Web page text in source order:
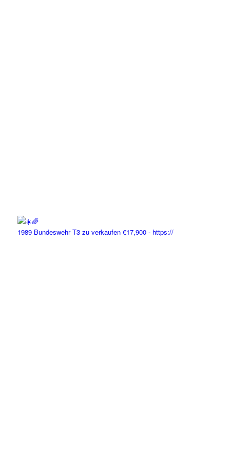
1989 Bundeswehr T3 zu verkaufen €17,900 - https://